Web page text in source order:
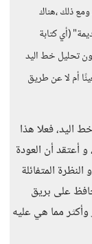
ذلك ،هناك
(أي كتابة
تحليل خط اليد
أم لا عن طريق
اليد، فعلا هذا
أن العودة
المتفائلة
على بريق
وأكثر مما هي عليه